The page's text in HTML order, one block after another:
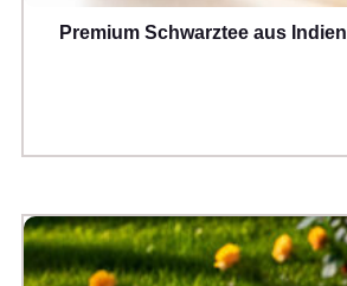
Premium Schwarztee aus Indien